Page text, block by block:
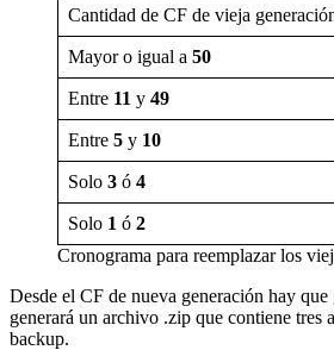
Cantidad de CF de vieja
Mayor o igual a 50
Entre 11 y 49
Entre 5 y 10
Solo 3 ó 4
Solo 1 ó 2
Cronograma para reemplazar los
Desde el CF de nueva generación hay que
generará un archivo .zip que contiene tres
backup.